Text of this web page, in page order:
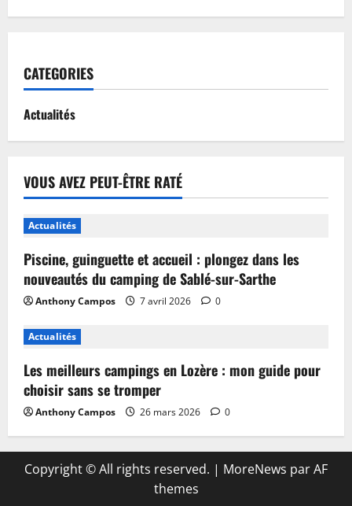
CATEGORIES
Actualités
VOUS AVEZ PEUT-ÊTRE RATÉ
Actualités
Piscine, guinguette et accueil : plongez dans les
nouveautés du camping de Sablé-sur-Sarthe
Anthony Campos 7 avril 2026 0
Actualités
Les meilleurs campings en Lozère : mon guide pour
choisir sans se tromper
Anthony Campos 26 mars 2026 0
Copyright © All rights reserved. | MoreNews par AF
themes